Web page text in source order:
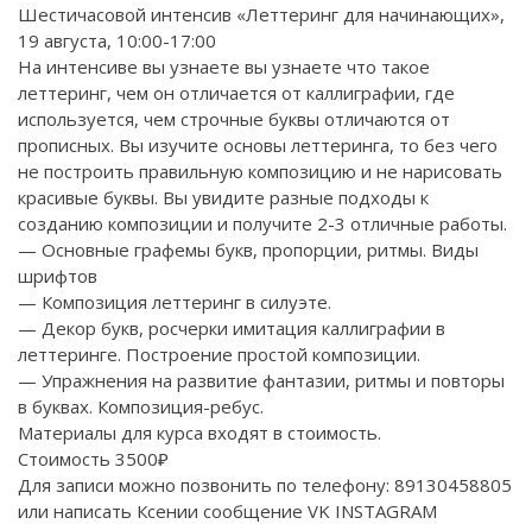
Шестичасовой интенсив «Леттеринг для начинающих»,
19 августа, 10:00-17:00
На интенсиве вы узнаете вы узнаете что такое
леттеринг, чем он отличается от каллиграфии, где
используется, чем строчные буквы отличаются от
прописных. Вы изучите основы леттеринга, то без чего
не построить правильную композицию и не нарисовать
красивые буквы. Вы увидите разные подходы к
созданию композиции и получите 2-3 отличные работы.
— Основные графемы букв, пропорции, ритмы. Виды
шрифтов
— Композиция леттеринг в силуэте.
— Декор букв, росчерки имитация каллиграфии в
леттеринге. Построение простой композиции.
— Упражнения на развитие фантазии, ритмы и повторы
в буквах. Композиция-ребус.
Материалы для курса входят в стоимость.
Стоимость 3500₽
Для записи можно позвонить по телефону: 89130458805
или написать Ксении сообщение VK INSTAGRAM